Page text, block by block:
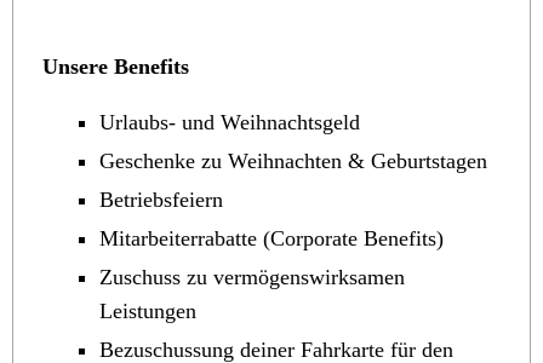
Unsere Benefits
Urlaubs- und Weihnachtsgeld
Geschenke zu Weihnachten & Geburtstagen
Betriebsfeiern
Mitarbeiterrabatte (Corporate Benefits)
Zuschuss zu vermögenswirksamen
Leistungen
Bezuschussung deiner Fahrkarte für den